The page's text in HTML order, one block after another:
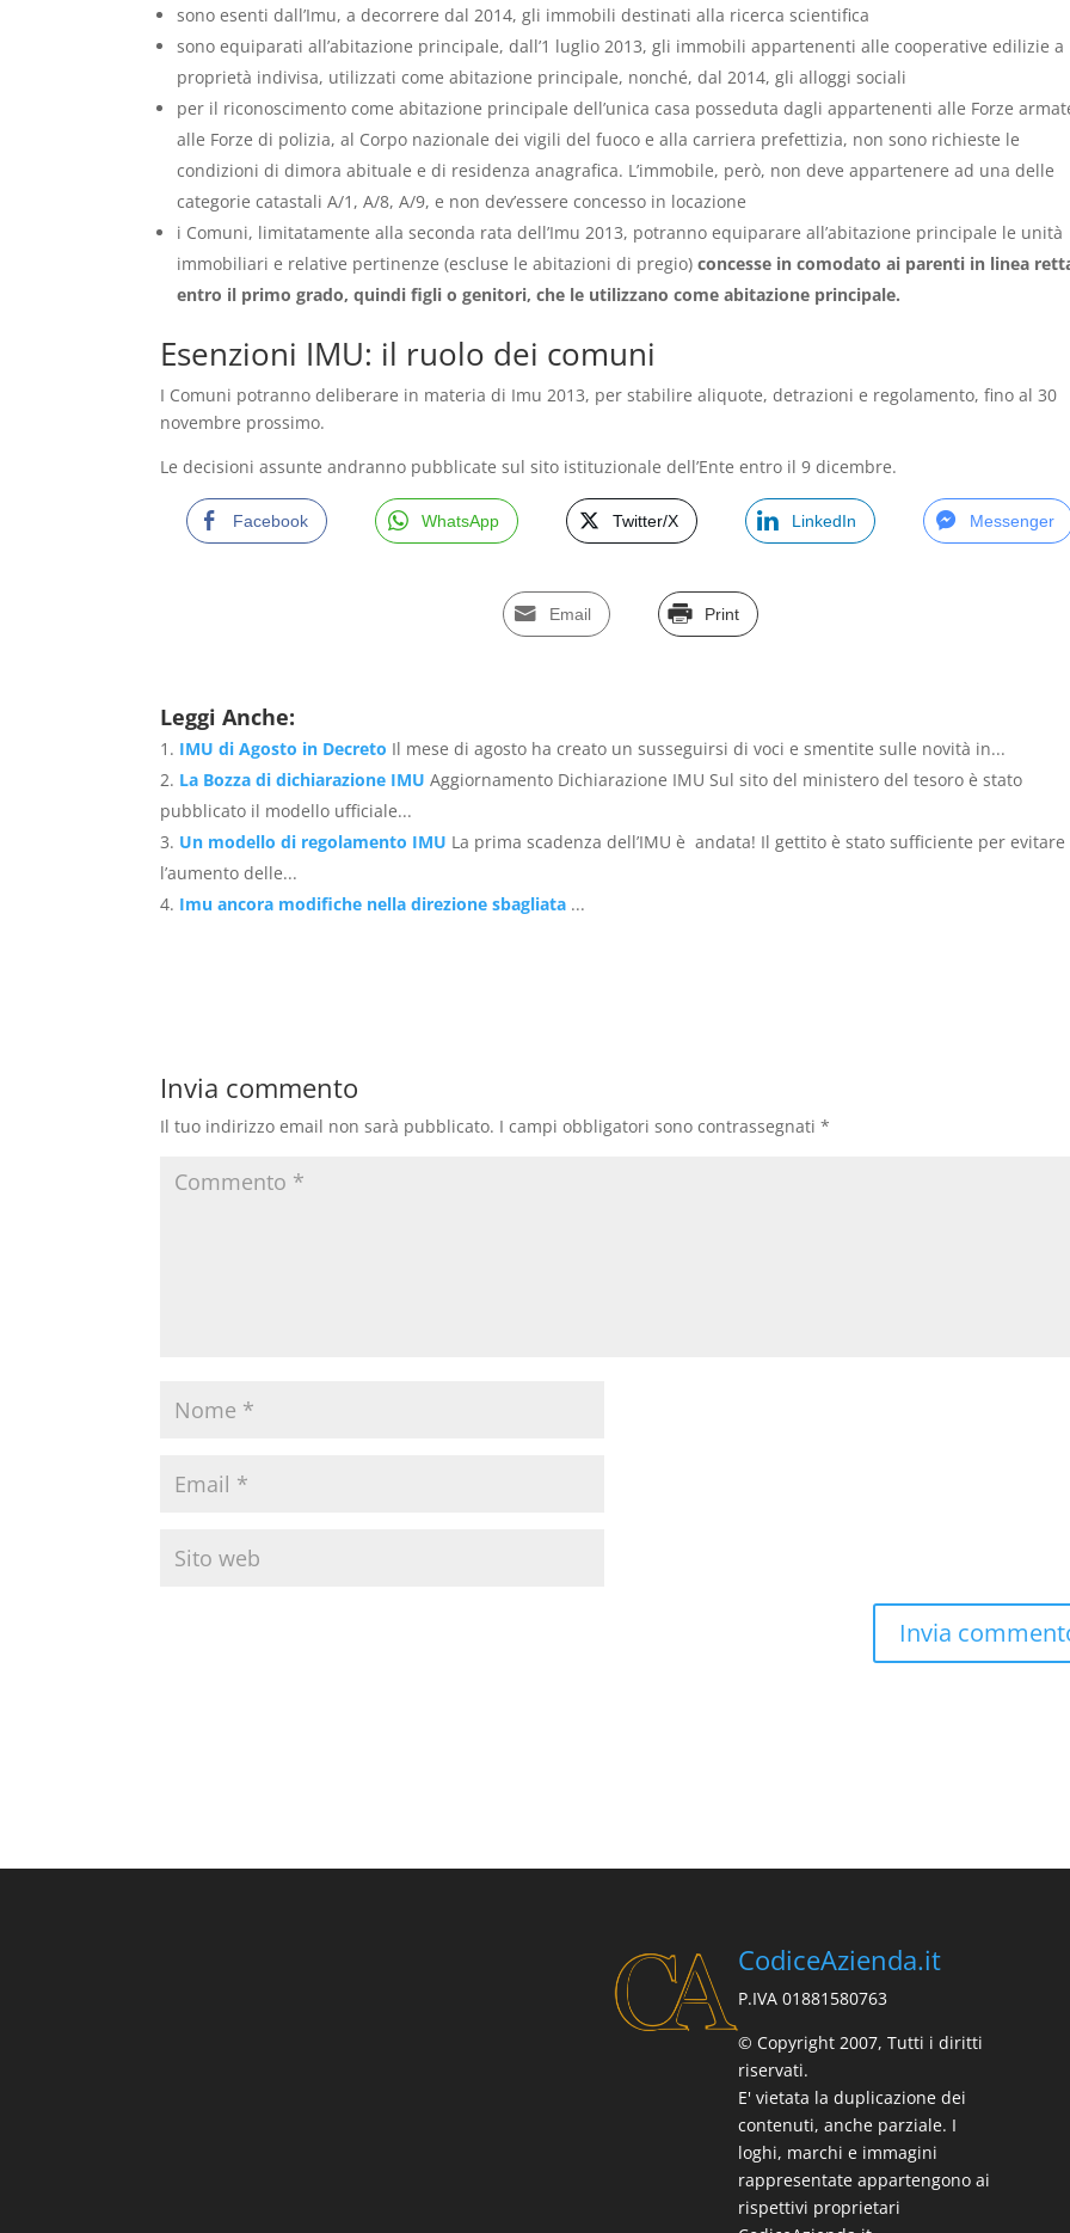
sono esenti dall’Imu, a decorrere dal 2014, gli immobili destinati alla ricerca scientifica
sono equiparati all’abitazione principale, dall’1 luglio 2013, gli immobili appartenenti alle cooperative edilizie a
proprietà indivisa, utilizzati come abitazione principale, nonché, dal 2014, gli alloggi sociali
per il riconoscimento come abitazione principale dell’unica casa posseduta dagli appartenenti alle Forze
alle Forze di polizia, al Corpo nazionale dei vigili del fuoco e alla carriera prefettizia, non sono richieste le
condizioni di dimora abituale e di residenza anagrafica. L’immobile, però, non deve appartenere ad una delle
categorie catastali A/1, A/8, A/9, e non dev’essere concesso in locazione
i Comuni, limitatamente alla seconda rata dell’Imu 2013, potranno equiparare all’abitazione principale le unità
immobiliari e relative pertinenze (escluse le abitazioni di pregio)concesse in comodato ai parenti in linea
entro il primo grado, quindi figli o genitori, che le utilizzano come abitazione principale.
Esenzioni IMU: il ruolo dei comuni
I Comuni potranno deliberare in materia di Imu 2013, per stabilire aliquote, detrazioni e regolamento, fino al 30
novembre prossimo.
Le decisioni assunte andranno pubblicate sul sito istituzionale dell’Ente entro il 9 dicembre.
Facebook WhatsApp Twitter/X LinkedIn Messenger
Email Print
Leggi Anche:
IMU di Agosto in Decreto Il mese di agosto ha creato un susseguirsi di voci e smentite sulle novità in...
La Bozza di dichiarazione IMU Aggiornamento Dichiarazione IMU Sul sito del ministero del tesoro è stato
pubblicato il modello ufficiale...
Un modello di regolamento IMU La prima scadenza dell’IMU è andata! Il gettito è stato sufficiente per evitare
l’aumento delle...
Imu ancora modifiche nella direzione sbagliata ...
Invia commento
Il tuo indirizzo email non sarà pubblicato. I campi obbligatori sono contrassegnati*
CodiceAzienda.it
P.IVA 01881580763
© Copyright 2007, Tutti i diritti
riservati.
E' vietata la duplicazione dei
contenuti, anche parziale. I
loghi, marchi e immagini
rappresentate appartengono ai
rispettivi proprietari